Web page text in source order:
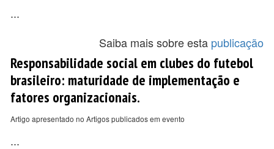
...
Saiba mais sobre esta publicação
Responsabilidade social em clubes do futebol
brasileiro: maturidade de implementação e
fatores organizacionais.
Artigo apresentado no Artigos publicados em evento
...